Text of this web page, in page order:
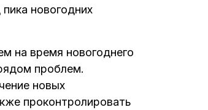
новогодних
на время новогоднего
проблем.
новых
проконтролировать